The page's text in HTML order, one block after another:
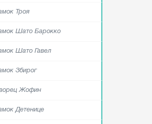
Троя
Шато Барокко
Шато Гавел
Збирог
Жофин
Детенице